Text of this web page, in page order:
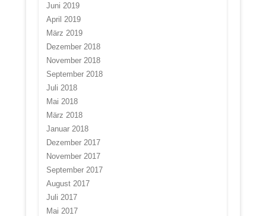
Juni 2019
April 2019
März 2019
Dezember 2018
November 2018
September 2018
Juli 2018
Mai 2018
März 2018
Januar 2018
Dezember 2017
November 2017
September 2017
August 2017
Juli 2017
Mai 2017